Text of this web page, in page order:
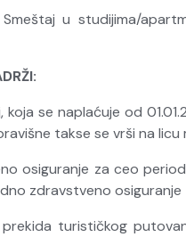
Smeštaj u studijima/
koja se naplaćuje od
takse se vrši na licu
osiguranje za ceo
zdravstveno osiguranje
turističkog